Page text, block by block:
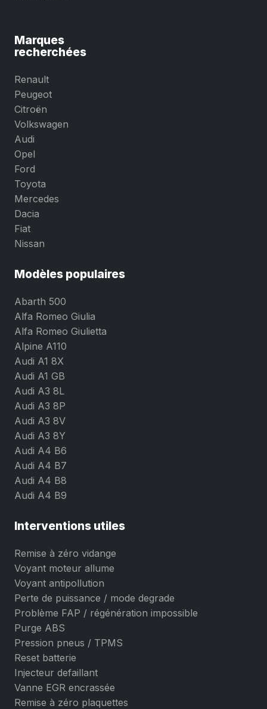
Marques
recherchées
Renault
Peugeot
Citroën
Volkswagen
Audi
Opel
Ford
Toyota
Mercedes
Dacia
Fiat
Nissan
Modèles populaires
Abarth 500
Alfa Romeo Giulia
Alfa Romeo Giulietta
Alpine A110
Audi A1 8X
Audi A1 GB
Audi A3 8L
Audi A3 8P
Audi A3 8V
Audi A3 8Y
Audi A4 B6
Audi A4 B7
Audi A4 B8
Audi A4 B9
Interventions utiles
Remise à zéro vidange
Voyant moteur allume
Voyant antipollution
Perte de puissance / mode degrade
Problème FAP / régénération impossible
Purge ABS
Pression pneus / TPMS
Reset batterie
Injecteur defaillant
Vanne EGR encrassée
Remise à zéro plaquettes